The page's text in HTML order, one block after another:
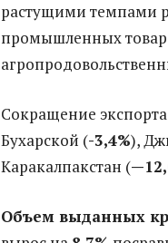
растущими темпами
промышленных
Сокращение
Бухарской (-3,4%),
Каракалпакстан (—
Объем выданных